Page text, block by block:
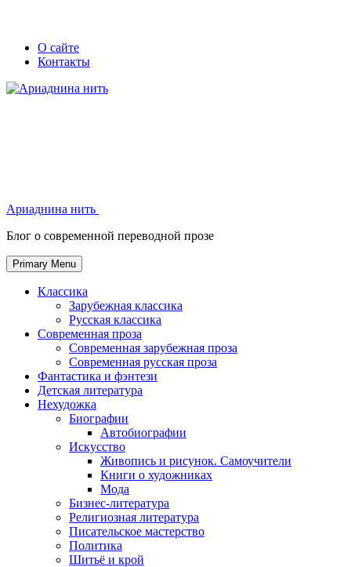
Skip
Secondary
left
navigation
Secondary
right
navigation
О сайте
Контакты
Ариаднина нить
Блог о современной переводной прозе
Primary Menu
Классика
Зарубежная классика
Русская классика
Современная проза
Современная зарубежная проза
Современная русская проза
Фантастика и фэнтези
Детская литература
Нехудожка
Биографии
Автобиографии
Искусство
Живопись и рисунок. Самоучители
Книги о художниках
Мода
Бизнес-литература
Религиозная литература
Писательское мастерство
Политика
Шитьё и крой